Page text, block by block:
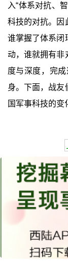
入“体系对抗、
科技的对抗。因
谁掌握了体系闭
动，谁就拥有非
度与深度，完成
身。下面，战友
国军事科技的变